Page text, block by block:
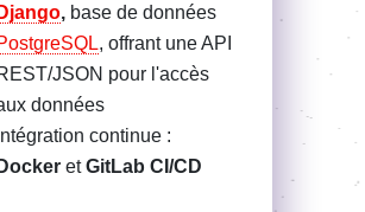
, base de données
, offrant une API
JSON pour l'accès
données
continue :
etGitLab CI/CD